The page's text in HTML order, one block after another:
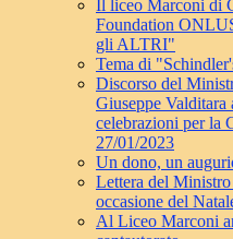
Il liceo Marconi di
Foundation
gli ALTRI"
Tema di
Discorso del
Giuseppe
celebrazioni per la
27/01/2023
Un dono, un
Lettera del
occasione del
Al Liceo Marconi